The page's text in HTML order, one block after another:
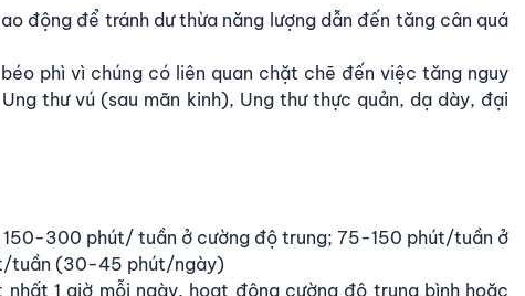
động để tránh dư thừa năng lượng dẫn đến tăng cân quá
phì vì chúng có liên quan chặt chẽ đến việc tăng nguy
thư vú (sau mãn kinh), Ung thư thực quản, dạ dày, đại
300 phút/ tuần ở cường độ trung; 75-150 phút/tuần ở
tuần (30-45 phút/ngày)
1 giờ mỗi ngày, hoạt động cường độ trung bình hoặc